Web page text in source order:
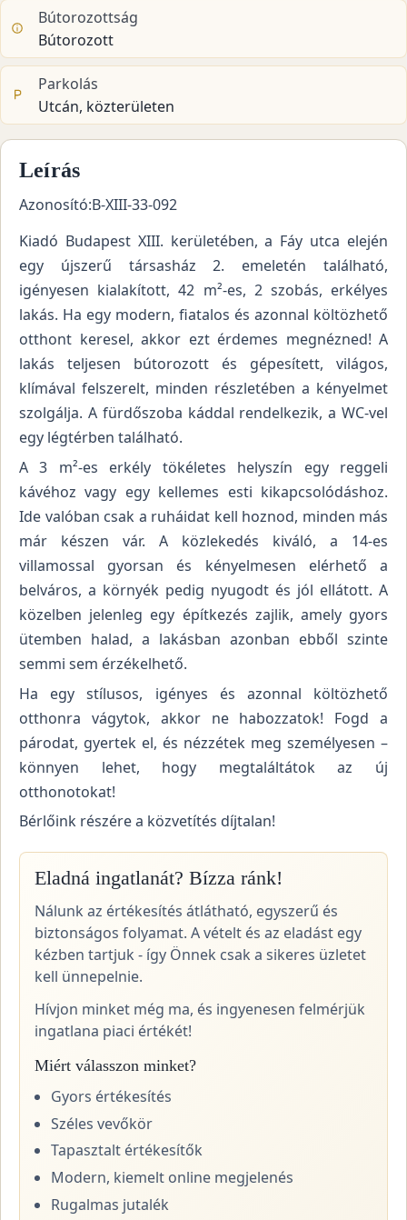
Bútorozottság
Bútorozott
Parkolás
Utcán, közterületen
Leírás
Azonosító:B-XIII-33-092
Kiadó Budapest XIII. kerületében, a Fáy utca elején
egy újszerű társasház 2. emeletén található,
igényesen kialakított, 42 m²-es, 2 szobás, erkélyes
lakás. Ha egy modern, fiatalos és azonnal költözhető
otthont keresel, akkor ezt érdemes megnézned! A
lakás teljesen bútorozott és gépesített, világos,
klímával felszerelt, minden részletében a kényelmet
szolgálja. A fürdőszoba káddal rendelkezik, a WC-vel
egy légtérben található.
A 3 m²-es erkély tökéletes helyszín egy reggeli
kávéhoz vagy egy kellemes esti kikapcsolódáshoz.
Ide valóban csak a ruháidat kell hoznod, minden más
már készen vár. A közlekedés kiváló, a 14-es
villamossal gyorsan és kényelmesen elérhető a
belváros, a környék pedig nyugodt és jól ellátott. A
közelben jelenleg egy építkezés zajlik, amely gyors
ütemben halad, a lakásban azonban ebből szinte
semmi sem érzékelhető.
Ha egy stílusos, igényes és azonnal költözhető
otthonra vágytok, akkor ne habozzatok! Fogd a
párodat, gyertek el, és nézzétek meg személyesen –
könnyen lehet, hogy megtaláltátok az új
otthonotokat!
Bérlőink részére a közvetítés díjtalan!
Eladná ingatlanát? Bízza ránk!
Nálunk az értékesítés átlátható, egyszerű és
biztonságos folyamat. A vételt és az eladást egy
kézben tartjuk - így Önnek csak a sikeres üzletet
kell ünnepelnie.
Hívjon minket még ma, és ingyenesen felmérjük
ingatlana piaci értékét!
Miért válasszon minket?
Gyors értékesítés
Széles vevőkör
Tapasztalt értékesítők
Modern, kiemelt online megjelenés
Rugalmas jutalék